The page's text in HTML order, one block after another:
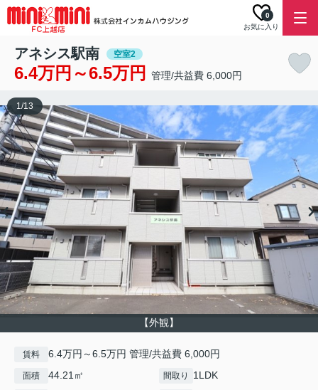
お気に入り
0
アネシス駅南 空室2
6.4万円～6.5万円 管理/共益費 6,000円
【外観】
1/13
賃料 6.4万円～6.5万円 管理/共益費 6,000円
面積 44.21㎡ 間取り 1LDK